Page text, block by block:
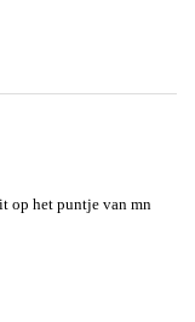
op het puntje van mn